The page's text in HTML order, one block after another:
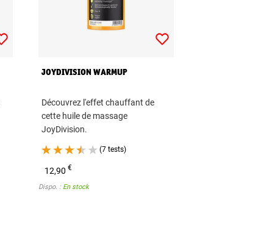
JOYDIVISION WARMUP
Découvrez l'effet chauffant de
cette huile de massage
JoyDivision.
(7 tests)
12,90€
Dispo. : En stock